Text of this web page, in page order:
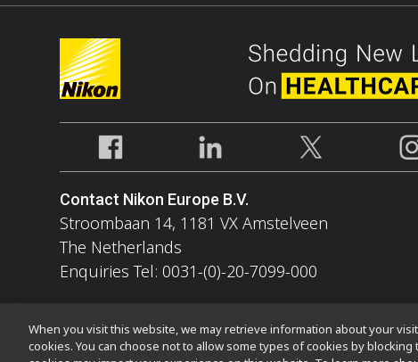
Contact Nikon Europe B.V.
Stroombaan 14, 1181 VX Amstelveen
The Netherlands
Enquiries Tel: 0031-(0)-20-7099-000
When you visit this website, we may retrieve information about your
cookies. You can choose not to allow some types of cookies by